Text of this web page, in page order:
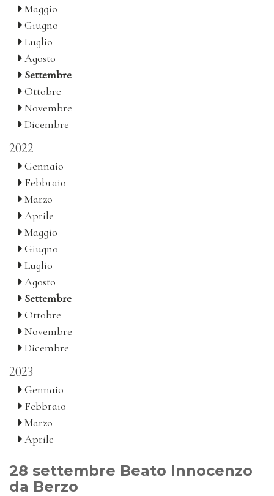
Maggio
Giugno
Luglio
Agosto
Settembre
Ottobre
Novembre
Dicembre
2022
Gennaio
Febbraio
Marzo
Aprile
Maggio
Giugno
Luglio
Agosto
Settembre
Ottobre
Novembre
Dicembre
2023
Gennaio
Febbraio
Marzo
Aprile
28 settembre Beato Innocenzo
da Berzo